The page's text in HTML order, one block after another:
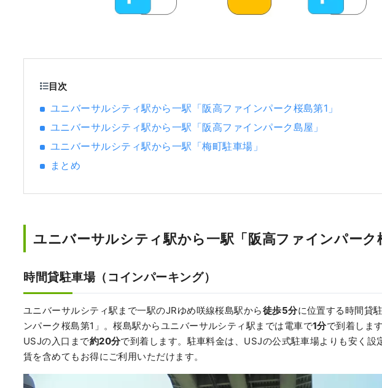
目次
ユニバーサルシティ駅から一駅「阪高ファインパーク桜島第1」
ユニバーサルシティ駅から一駅「阪高ファインパーク島屋」
ユニバーサルシティ駅から一駅「梅町駐車場」
まとめ
ユニバーサルシティ駅から一駅「阪高ファインパーク
時間貸駐車場（コインパーキング）
ユニバーサルシティ駅まで一駅のJRゆめ咲線桜島駅から徒歩5分に位置する時間貸
ンパーク桜島第1」。桜島駅からユニバーサルシティ駅までは電車で1分で到着しま
USJの入口まで約20分で到着します。駐車料金は、USJの公式駐車場よりも安く設
賃を含めてもお得にご利用いただけます。